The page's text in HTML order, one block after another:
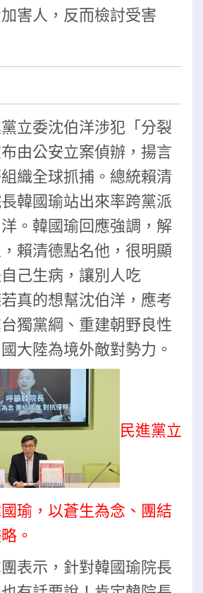
害人，反而檢討受害
立委沈伯洋涉犯「分裂
由公安立案偵辦，揚言
織全球抓捕。總統賴清
韓國瑜站出來率跨黨派
。韓國瑜回應強調，解
賴清德點名他，很明顯
己生病，讓別人吃
真的想幫沈伯洋，應考
獨黨綱、重建朝野良性
大陸為境外敵對勢力。
民進黨立
瑜，以蒼生為念、團結
。
表示，針對韓國瑜院長